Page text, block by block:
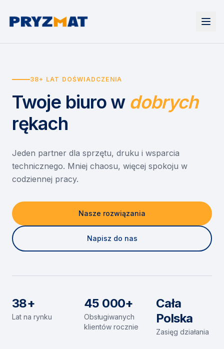
Urządzenia
Drukarki i urządzenia wielofunkcyjne
Etykiety i identyfikacja
Skanery i obieg dokumentów
Monitory interaktywne
Niszczarki dokumentów
Wynajem drukarek
Wynajem urządzeń biurowych
Asystent druku
EZD RP
Misja szkoła
Serwis
O nas
Kontakt
38+ LAT DOŚWIADCZENIA
Twoje biuro w dobrych
rękach
Jeden partner dla sprzętu, druku i wsparcia
technicznego. Mniej chaosu, więcej spokoju w
codziennej pracy.
Nasze rozwiązania
Napisz do nas
38+
Lat na rynku
45 000+
Obsługiwanych
klientów rocznie
Cała
Polska
Zasięg działania